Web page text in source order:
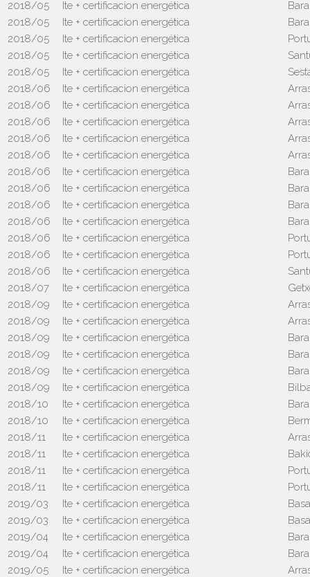
2018/05
Ite + certificacion energética
2018/05
Ite + certificacion energética
2018/05
Ite + certificacion energética
2018/05
Ite + certificacion energética
2018/05
Ite + certificacion energética
2018/06
Ite + certificacion energética
2018/06
Ite + certificacion energética
2018/06
Ite + certificacion energética
2018/06
Ite + certificacion energética
2018/06
Ite + certificacion energética
2018/06
Ite + certificacion energética
2018/06
Ite + certificacion energética
2018/06
Ite + certificacion energética
2018/06
Ite + certificacion energética
2018/06
Ite + certificacion energética
2018/06
Ite + certificacion energética
2018/06
Ite + certificacion energética
2018/07
Ite + certificacion energética
2018/09
Ite + certificacion energética
2018/09
Ite + certificacion energética
2018/09
Ite + certificacion energética
2018/09
Ite + certificacion energética
2018/09
Ite + certificacion energética
2018/09
Ite + certificacion energética
2018/10
Ite + certificacion energética
2018/10
Ite + certificacion energética
2018/11
Ite + certificacion energética
2018/11
Ite + certificacion energética
2018/11
Ite + certificacion energética
2018/11
Ite + certificacion energética
2019/03
Ite + certificacion energética
2019/03
Ite + certificacion energética
2019/04
Ite + certificacion energética
2019/04
Ite + certificacion energética
2019/05
Ite + certificacion energética